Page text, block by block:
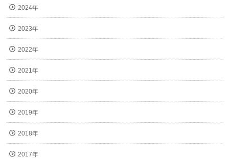
2024年
2023年
2022年
2021年
2020年
2019年
2018年
2017年